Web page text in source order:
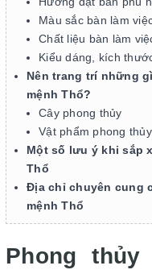
Màu sắc bàn làm
Chất liệu bàn làm
Kiểu dáng, kích
Nên trang trí những
mệnh Thổ?
Cây phong thủy
Vật phẩm phong thủy
Một số lưu ý khi sắp
Thổ
Địa chỉ chuyên cung
mệnh Thổ
Phong